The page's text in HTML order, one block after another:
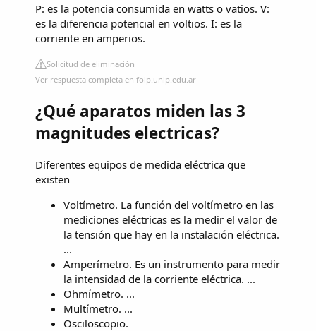
P: es la potencia consumida en watts o vatios. V:
es la diferencia potencial en voltios. I: es la
corriente en amperios.
Solicitud de eliminación
Ver respuesta completa en folp.unlp.edu.ar
¿Qué aparatos miden las 3
magnitudes electricas?
Diferentes equipos de medida eléctrica que
existen
Voltímetro. La función del voltímetro en las
mediciones eléctricas es la medir el valor de
la tensión que hay en la instalación eléctrica.
...
Amperímetro. Es un instrumento para medir
la intensidad de la corriente eléctrica. ...
Ohmímetro. ...
Multímetro. ...
Osciloscopio.